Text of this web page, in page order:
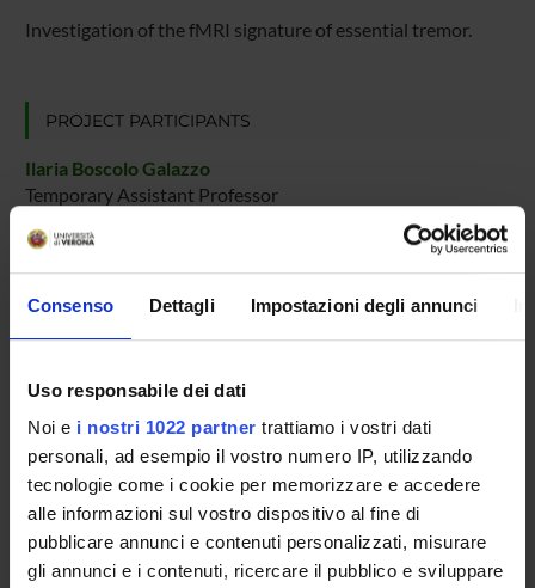
Consenso Dettagli Impostazioni degli annunci
Uso responsabile dei dati
Noi e i nostri 1022 partner trattiamo i vostri dati
personali, ad esempio il vostro numero IP, utilizzando
tecnologie come i cookie per memorizzare e accedere
alle informazioni sul vostro dispositivo al fine di
pubblicare annunci e contenuti personalizzati, misurare
gli annunci e i contenuti, ricercare il pubblico e sviluppare
Investigation of the fMRI signature of essential tremor.
PROJECT PARTICIPANTS
Ilaria Boscolo Galazzo
Temporary Assistant Professor
Gloria Menegaz
Silvia Francesca Storti
Associate Professor
RESEARCH AREAS INVOLVED IN THE PROJECT
Intelligenza Artificiale
Artificial intelligence